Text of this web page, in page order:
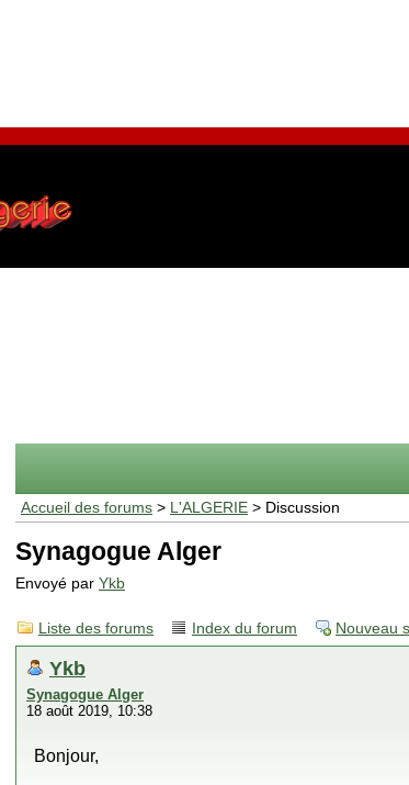
Accueil des forums > L'ALGERIE > Discussion
Synagogue Alger
Envoyé par Ykb
Liste des forums Index du forum Nouveau
Ykb
Synagogue Alger
18 août 2019, 10:38
Bonjour,